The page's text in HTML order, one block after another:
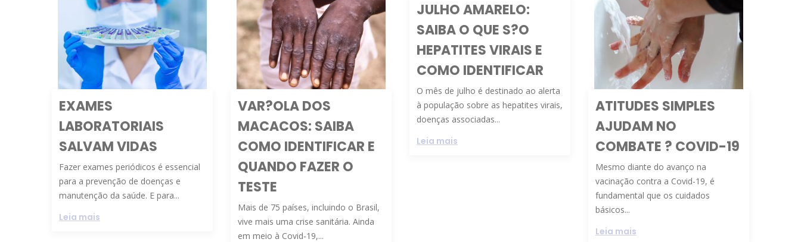
EXAMES
LABORATORIAIS
SALVAM VIDAS
Fazer exames periódicos é essencial
para a prevenção de doenças e
manutenção da saúde. E para...
Leia mais
VAR?OLA DOS
MACACOS: SAIBA
COMO IDENTIFICAR E
QUANDO FAZER O
TESTE
Mais de 75 países, incluindo o Brasil,
vive mais uma crise sanitária. Ainda
em meio à Covid-19,...
JULHO AMARELO:
SAIBA O QUE S?O
HEPATITES VIRAIS E
COMO IDENTIFICAR
O mês de julho é destinado ao alerta
à população sobre as hepatites virais,
doenças associadas...
Leia mais
ATITUDES SIMPLES
AJUDAM NO
COMBATE ? COVID-19
Mesmo diante do avanço na
vacinação contra a Covid-19, é
fundamental que os cuidados
básicos...
Leia mais